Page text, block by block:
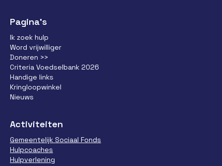
Pagina’s
Ik zoek hulp
Word vrijwilliger
Doneren >>
Criteria Voedselbank 2026
Handige links
Kringloopwinkel
Nieuws
Activiteiten
Gemeentelijk Sociaal Fonds
Hulpcoaches
Hulpverlening